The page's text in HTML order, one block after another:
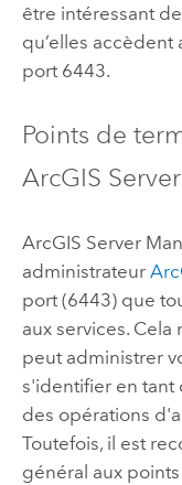
être intéressant
qu’elles accèdent
port 6443.
Points de
ArcGIS Server
ArcGIS Server
administrateur
port (6443) que
aux services.
peut administrer
s'identifier en
des opérations
Toutefois, il est
général aux